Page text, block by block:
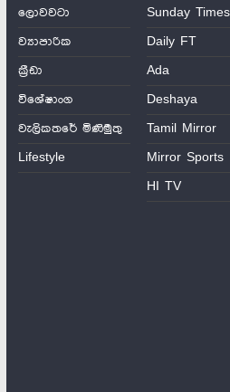
ලොවවටා
ව්‍යාපාරික
ක්‍රීඩා
විශේෂාංග
වැලිකතරේ මිණිමුතු
Lifestyle
Sunday Times
Daily FT
Ada
Deshaya
Tamil Mirror
Mirror Sports
HI TV